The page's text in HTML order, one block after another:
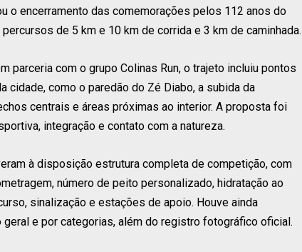
o encerramento das comemorações pelos 112 anos do
de 5 km e 10 km de corrida e 3 km de caminhada.
parceria com o grupo Colinas Run, o trajeto incluiu pontos
cidade, como o paredão do Zé Diabo, a subida da
centrais e áreas próximas ao interior. A proposta foi
integração e contato com a natureza.
à disposição estrutura completa de competição, com
número de peito personalizado, hidratação ao
sinalização e estações de apoio. Houve ainda
geral e por categorias, além do registro fotográfico oficial.